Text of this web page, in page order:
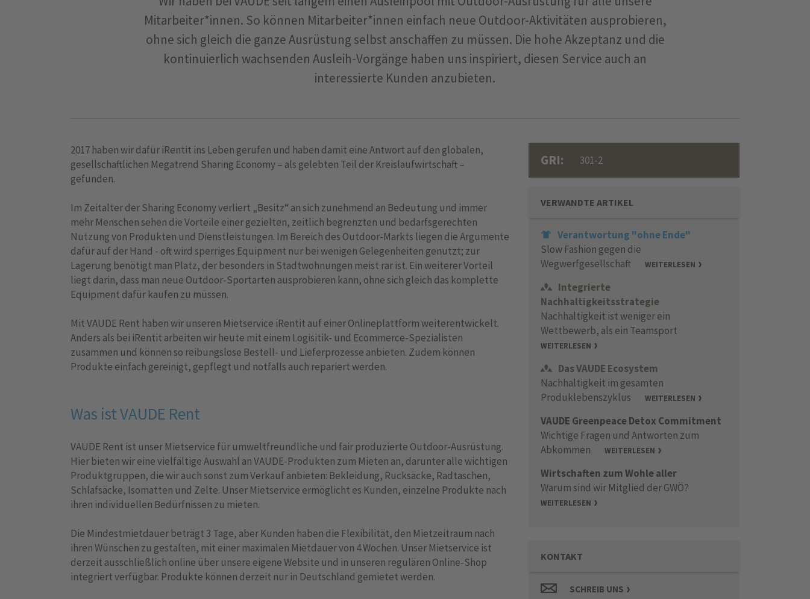
Mitarbeiter*innen. So können Mitarbeiter*innen einfach neue Outdoor-Aktivitäten ausprobieren,
ohne sich gleich die ganze Ausrüstung selbst anschaffen zu müssen. Die hohe Akzeptanz und die
kontinuierlich wachsenden Ausleih-Vorgänge haben uns inspiriert, diesen Service auch an
interessierte Kunden anzubieten.
2017 haben wir dafür iRentit ins Leben gerufen und haben damit eine Antwort auf den globalen,
gesellschaftlichen Megatrend Sharing Economy – als gelebten Teil der Kreislaufwirtschaft –
gefunden.
Im Zeitalter der Sharing Economy verliert „Besitz“ an sich zunehmend an Bedeutung und immer
mehr Menschen sehen die Vorteile einer gezielten, zeitlich begrenzten und bedarfsgerechten
Nutzung von Produkten und Dienstleistungen. Im Bereich des Outdoor-Markts liegen die Argumente
dafür auf der Hand - oft wird sperriges Equipment nur bei wenigen Gelegenheiten genutzt; zur
Lagerung benötigt man Platz, der besonders in Stadtwohnungen meist rar ist. Ein weiterer Vorteil
liegt darin, dass man neue Outdoor-Sportarten ausprobieren kann, ohne sich gleich das komplette
Equipment dafür kaufen zu müssen.
Mit VAUDE Rent haben wir unseren Mietservice iRentit auf einer Onlineplattform weiterentwickelt.
Anders als bei iRentit arbeiten wir heute mit einem Logisitik- und Ecommerce-Spezialisten
zusammen und können so reibungslose Bestell- und Lieferprozesse anbieten. Zudem können
Produkte einfach gereinigt, gepflegt und notfalls auch repariert werden.
Was ist VAUDE Rent
VAUDE Rent ist unser Mietservice für umweltfreundliche und fair produzierte Outdoor-Ausrüstung.
Hier bieten wir eine vielfältige Auswahl an VAUDE-Produkten zum Mieten an, darunter alle wichtigen
Produktgruppen, die wir auch sonst zum Verkauf anbieten: Bekleidung, Rucksäcke, Radtaschen,
Schlafsäcke, Isomatten und Zelte. Unser Mietservice ermöglicht es Kunden, einzelne Produkte nach
ihren individuellen Bedürfnissen zu mieten.
Die Mindestmietdauer beträgt 3 Tage, aber Kunden haben die Flexibilität, den Mietzeitraum nach
ihren Wünschen zu gestalten, mit einer maximalen Mietdauer von 4 Wochen. Unser Mietservice ist
derzeit ausschließlich online über unsere eigene Website und in unseren regulären Online-Shop
integriert verfügbar. Produkte können derzeit nur in Deutschland gemietet werden.
GRI: 301-2
VERWANDTE ARTIKEL
Verantwortung "ohne Ende"
Slow Fashion gegen die
Wegwerfgesellschaft
WEITERLESEN
Integrierte
Nachhaltigkeitsstrategie
Nachhaltigkeit ist weniger ein
Wettbewerb, als ein Teamsport
WEITERLESEN
Das VAUDE Ecosystem
Nachhaltigkeit im gesamten
Produklebenszyklus
WEITERLESEN
VAUDE Greenpeace Detox Commitment
Wichtige Fragen und Antworten zum
Abkommen
WEITERLESEN
Wirtschaften zum Wohle aller
Warum sind wir Mitglied der GWÖ?
WEITERLESEN
KONTAKT
SCHREIB UNS